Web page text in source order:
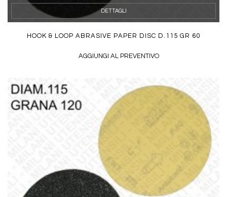
DETTAGLI
HOOK & LOOP ABRASIVE PAPER DISC D.115 GR 60
AGGIUNGI AL PREVENTIVO